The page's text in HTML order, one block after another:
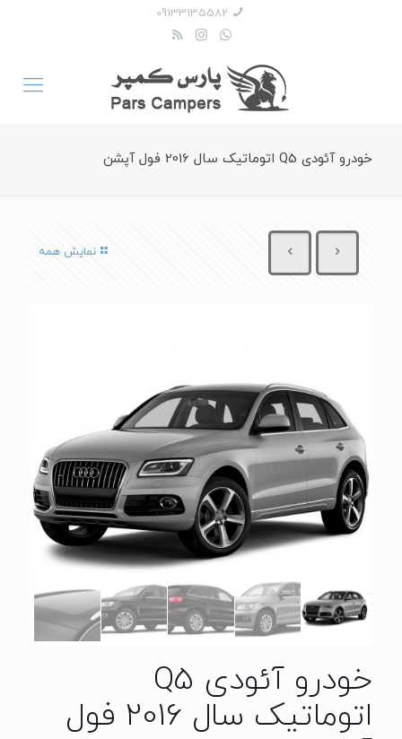
09133135582
خودرو آئودی Q5 اتوماتیک سال 2016 فول آپشن
نمایش همه
خودرو آئودی Q5
اتوماتیک سال 2016 فول